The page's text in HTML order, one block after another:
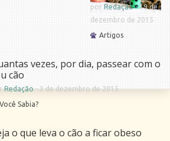
por Redação-19 de
dezembro de 2015
Artigos
vezes, por dia, passear com o
cão
Redação-3 de dezembro de 2015
Você Sabia?
o que leva o cão a ficar obeso